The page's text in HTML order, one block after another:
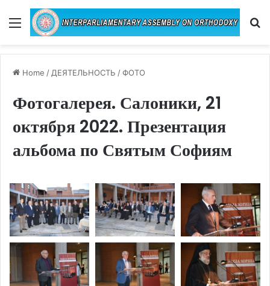
Menu
Home / ДЕЯТЕЛЬНОСТЬ /ФОТО
Фотогалерея. Салоники, 21
октября 2022. Презентация
альбома по Святым Софиям